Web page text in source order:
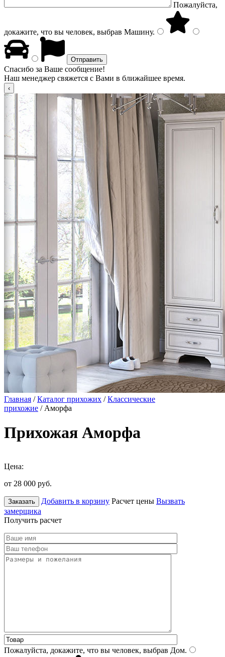
Пожалуйста,
докажите, что вы человек, выбрав Машину.
Спасибо за Ваше сообщение!
Наш менеджер свяжется с Вами в ближайшее время.
Главная /Каталог прихожих /Классические
прихожие / Аморфа
Прихожая Аморфа
Цена:
от 28 000 руб.
Заказать Добавить в корзину Расчет цены Вызвать
замерщика
Получить расчет
Пожалуйста, докажите, что вы человек, выбрав Дом.